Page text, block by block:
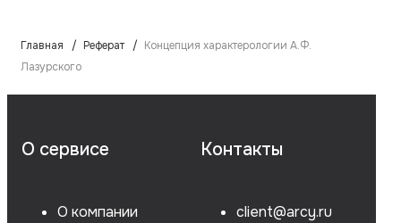
Главная Реферат
Концепция характерологии А.Ф.
Лазурского
О сервисе
О компании
Контакты
client@arcy.ru